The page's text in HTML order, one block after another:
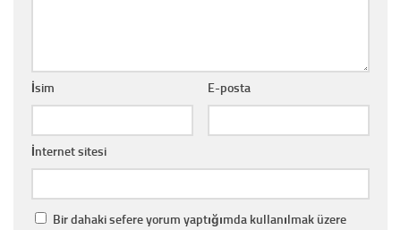
İsim E-posta
İnternet sitesi
Bir dahaki sefere yorum yaptığımda kullanılmak üzere